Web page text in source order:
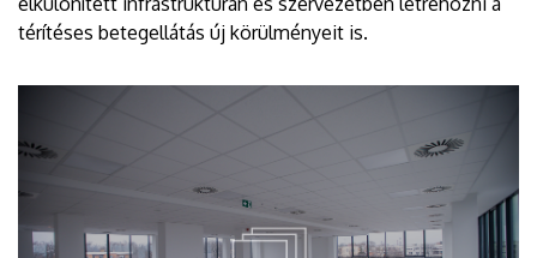
térítéses betegellátás új körülményeit is.